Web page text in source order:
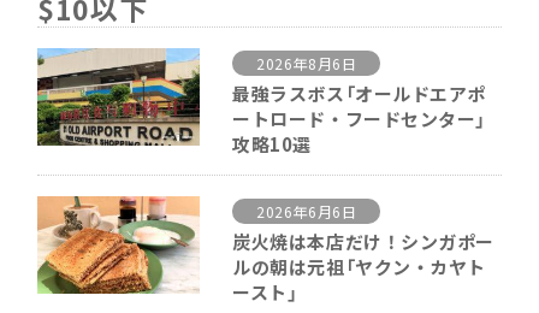
$10以下
2026年8月6日
最強ラスボス「オールドエアポ
ートロード・フードセンター」
攻略10選
2026年6月6日
炭火焼は本店だけ！シンガポー
ルの朝は元祖「ヤクン・カヤト
ースト」